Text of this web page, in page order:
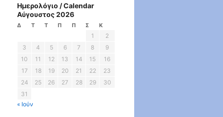
Ημερολόγιο / Calendar
Αύγουστος 2026
Δ Τ Τ Π Π Σ Κ
1
2
3
4 5 6 7 8
9
10
11 12 13 14 15
16
17
18 19 20 21 22
23
24
25 26 27 28 29
30
31
« Ιούν